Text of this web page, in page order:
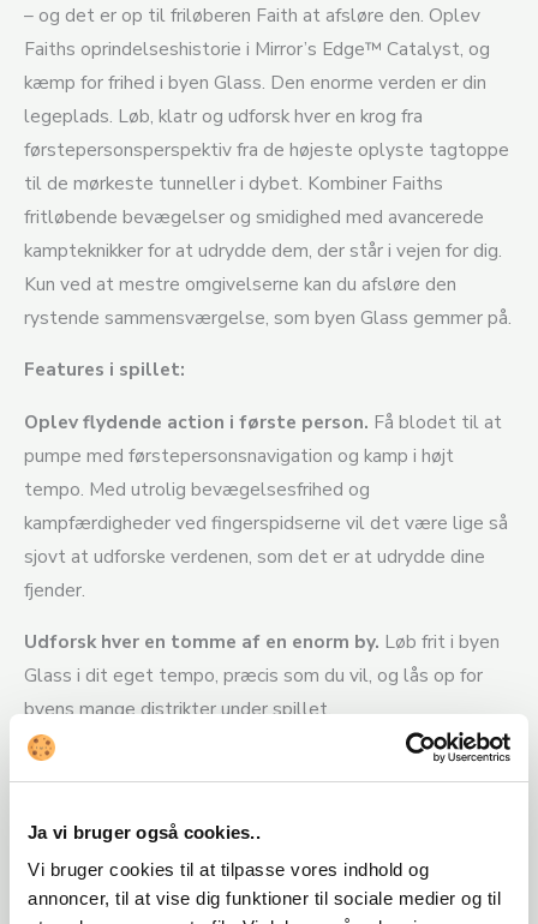
Ja vi bruger også cookies..
Vi bruger cookies til at tilpasse vores indhold og
annoncer, til at vise dig funktioner til sociale medier og til
– og det er op til friløberen Faith at afsløre den. Oplev
Faiths oprindelseshistorie i Mirror’s Edge™ Catalyst, og
kæmp for frihed i byen Glass. Den enorme verden er din
legeplads. Løb, klatr og udforsk hver en krog fra
førstepersonsperspektiv fra de højeste oplyste tagtoppe
til de mørkeste tunneller i dybet. Kombiner Faiths
fritløbende bevægelser og smidighed med avancerede
kampteknikker for at udrydde dem, der står i vejen for dig.
Kun ved at mestre omgivelserne kan du afsløre den
rystende sammensværgelse, som byen Glass gemmer på.
Features i spillet:
Oplev flydende action i første person. Få blodet til at
pumpe med førstepersonsnavigation og kamp i højt
tempo. Med utrolig bevægelsesfrihed og
kampfærdigheder ved fingerspidserne vil det være lige så
sjovt at udforske verdenen, som det er at udrydde dine
fjender.
Udforsk hver en tomme af en enorm by. Løb frit i byen
Glass i dit eget tempo, præcis som du vil, og lås op for
byens mange distrikter under spillet.
Se Faiths oprindelse.
Få et smugkik ind bag tæppet, der
totalitært samfund, og hvordan hun sluttede sig til en
gruppe outsidere kaldet Runners. Siden kan du selv
opleve hendes rejse, når hun rejser sig mod